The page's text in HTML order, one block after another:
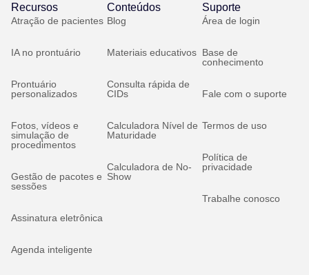
Recursos
Atração de pacientes
IA no prontuário
Prontuário
personalizados
Fotos, vídeos e
simulação de
procedimentos
Gestão de pacotes e
sessões
Assinatura eletrônica
Agenda inteligente
Conteúdos
Blog
Materiais educativos
Consulta rápida de
CIDs
Calculadora Nível de
Maturidade
Calculadora de No-
Show
Suporte
Área de login
Base de
conhecimento
Fale com o suporte
Termos de uso
Política de
privacidade
Trabalhe conosco